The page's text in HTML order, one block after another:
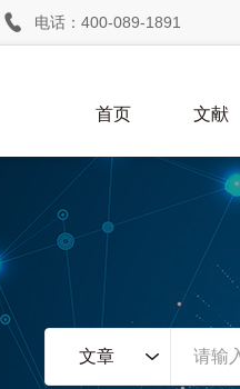
 电话：400-089-1891
首页 文献